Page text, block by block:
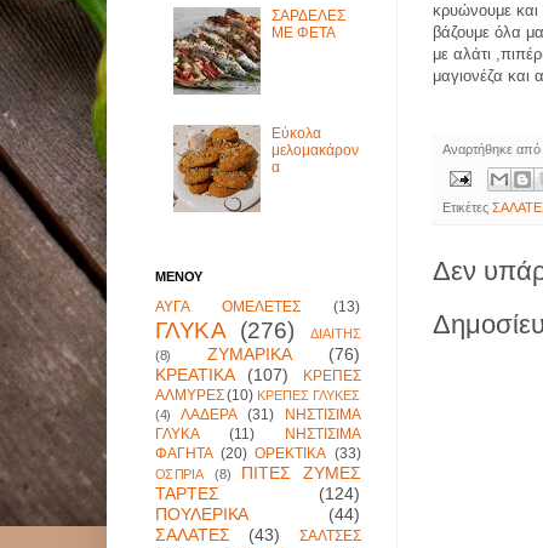
κρυώνουμε και
βάζουμε όλα
με αλάτι
μαγιονέζα και
Αναρτήθηκε
Ετικέτες
Δεν
ΣΑΡΔΕΛΕΣ
ΜΕ ΦΕΤΑ
Εύκολα
μελομακάρον
α
ΜΕΝΟΥ
ΑΥΓΑ ΟΜΕΛΕΤΕΣ (13)
ΓΛΥΚΑ (276)
ΔΙΑΙΤΗΣ
(8)
ΖΥΜΑΡΙΚΑ
(76)
ΚΡΕΑΤΙΚΑ
(107)
ΚΡΕΠΕΣ
ΑΛΜΥΡΕΣ (10) ΚΡΕΠΕΣ ΓΛΥΚΕΣ
(4)
ΛΑΔΕΡΑ (31)
ΝΗΣΤΙΣΙΜΑ
ΓΛΥΚΑ
(11)
ΝΗΣΤΙΣΙΜΑ
ΦΑΓΗΤΑ (20) ΟΡΕΚΤΙΚΑ (33)
ΟΣΠΡΙΑ (8)
ΠΙΤΕΣ ΖΥΜΕΣ
ΤΑΡΤΕΣ
(124)
ΠΟΥΛΕΡΙΚΑ
(44)
ΣΑΛΑΤΕΣ
(43)
ΣΑΛΤΣΕΣ